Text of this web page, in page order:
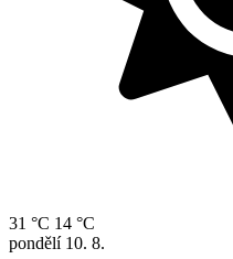
31 °C 14 °C
pondělí 10. 8.